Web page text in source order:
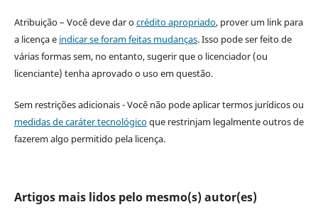
Atribuição – Você deve dar ocrédito apropriado, prover um link para
a licença e indicar se foram feitas mudanças. Isso pode ser feito de
várias formas sem, no entanto, sugerir que o licenciador (ou
licenciante) tenha aprovado o uso em questão.
Sem restrições adicionais - Você não pode aplicar termos jurídicos ou
medidas de caráter tecnológicoque restrinjam legalmente outros de
fazerem algo permitido pela licença.
Artigos mais lidos pelo mesmo(s) autor(es)